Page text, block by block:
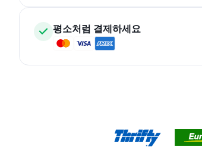
평소처럼 결제하세요